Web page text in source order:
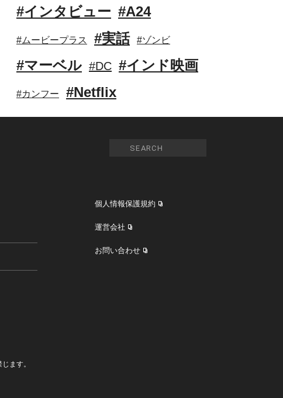
#インタビュー #A24
#ムービープラス #実話 #ゾンビ
#マーベル #DC #インド映画
#カンフー #Netflix
個人情報保護規約
運営会社
お問い合わせ
ます。